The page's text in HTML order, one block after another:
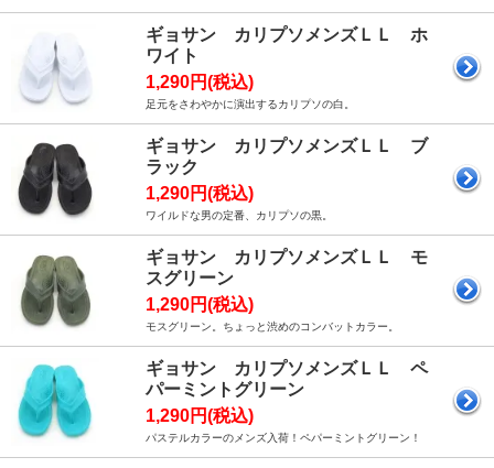
ギョサン カリプソメンズＬＬ ホ
ワイト
1,290円(税込)
足元をさわやかに演出するカリプソの白。
ギョサン カリプソメンズＬＬ ブ
ラック
1,290円(税込)
ワイルドな男の定番、カリプソの黒。
ギョサン カリプソメンズＬＬ モ
スグリーン
1,290円(税込)
モスグリーン。ちょっと渋めのコンバットカラー。
ギョサン カリプソメンズＬＬ ペ
パーミントグリーン
1,290円(税込)
パステルカラーのメンズ入荷！ペパーミントグリーン！